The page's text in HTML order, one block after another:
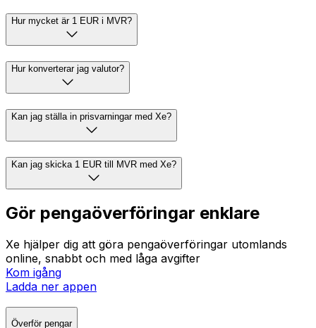
Hur mycket är 1 EUR i MVR?
Hur konverterar jag valutor?
Kan jag ställa in prisvarningar med Xe?
Kan jag skicka 1 EUR till MVR med Xe?
Gör pengaöverföringar enklare
Xe hjälper dig att göra pengaöverföringar utomlands
online, snabbt och med låga avgifter
Kom igång
Ladda ner appen
Överför pengar